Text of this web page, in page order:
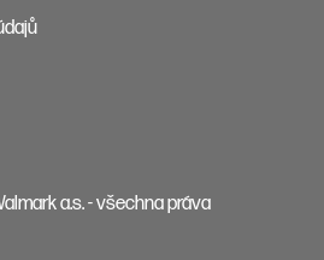
a.s. - všechna práva